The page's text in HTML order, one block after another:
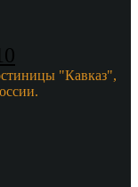
"Кавказ",